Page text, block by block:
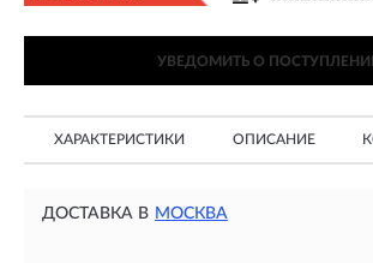
УВЕДОМИТЬ О
ХАРАКТЕРИСТИКИ ОПИСАНИЕ
ДОСТАВКА В МОСКВА